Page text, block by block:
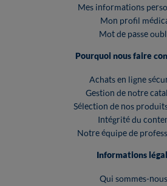
Mes informations
Mon profil
Mot de passe
Pourquoi nous faire
Achats en ligne
Gestion de notre
Sélection de nos
Intégrité du
Notre équipe de
Informations
Qui sommes-